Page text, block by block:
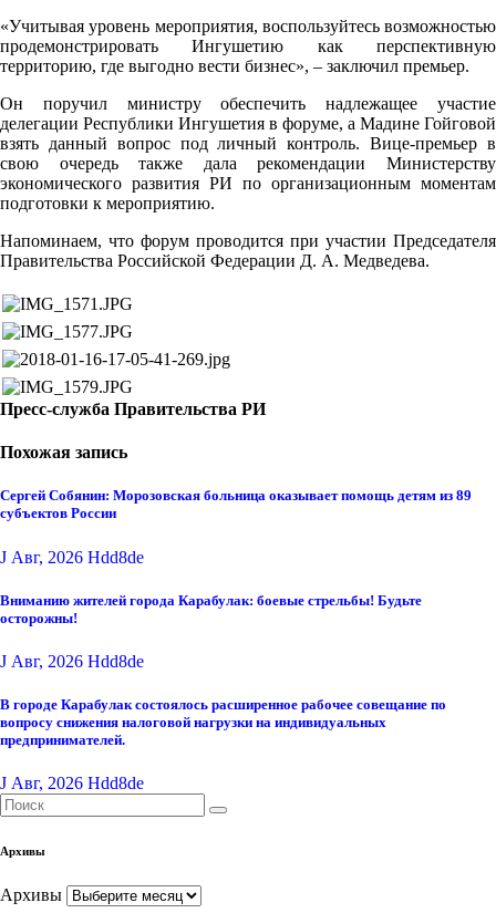
«Учитывая уровень мероприятия, воспользуйтесь возможностью
продемонстрировать Ингушетию как перспективную
территорию, где выгодно вести бизнес», – заключил премьер.
Он поручил министру обеспечить надлежащее участие
делегации Республики Ингушетия в форуме, а Мадине Гойговой
взять данный вопрос под личный контроль. Вице-премьер в
свою очередь также дала рекомендации Министерству
экономического развития РИ по организационным моментам
подготовки к мероприятию.
Напоминаем, что форум проводится при участии Председателя
Правительства Российской Федерации Д. А. Медведева.
Пресс-служба Правительства РИ
Похожая запись
Сергей Собянин: Морозовская больница оказывает помощь детям из 89
субъектов России
J Авг, 2026 Hdd8de
Вниманию жителей города Карабулак: боевые стрельбы! Будьте
осторожны!
J Авг, 2026 Hdd8de
В городе Карабулак состоялось расширенное рабочее совещание по
вопросу снижения налоговой нагрузки на индивидуальных
предпринимателей.
J Авг, 2026 Hdd8de
Архивы
Архивы